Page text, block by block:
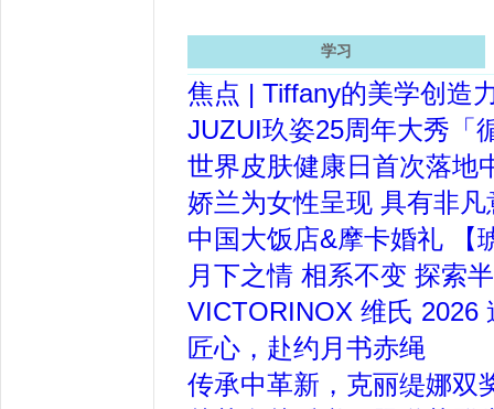
学习
焦点 | Tiffany的美学创造
JUZUI玖姿25周年大秀「
世界皮肤健康日首次落地
娇兰为女性呈现 具有非
中国大饭店&摩卡婚礼
月下之情 相系不变 探索
VICTORINOX 维氏
匠心，赴约月书赤绳
传承中革新，克丽缇娜双